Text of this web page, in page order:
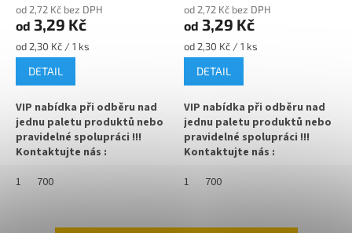
odeslání!
objednejteZDE
od 2,72 Kč bez DPH
od 3,29 Kč
Měrná
cena:
od 2,30 Kč / 1 ks
DETAIL
VIP nabídka při odběru nad
jednu paletu produktů nebo
pravidelné spolupráci !!!
Kontaktujte nás :
1 700
od 2,72 Kč bez DPH
od 3,29 Kč
Měrná
cena:
od 2,30 Kč / 1 ks
DETAIL
VIP nabídka při odběru nad
jednu paletu produktů nebo
pravidelné spolupráci !!!
Kontaktujte nás :
1 700